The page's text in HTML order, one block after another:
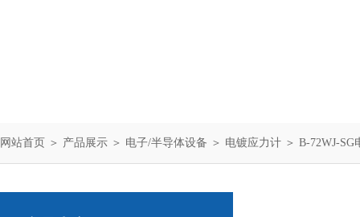
网站首页 ＞ 产品展示 ＞ 电子/半导体设备 ＞ 电镀应力计 ＞ B-72WJ-